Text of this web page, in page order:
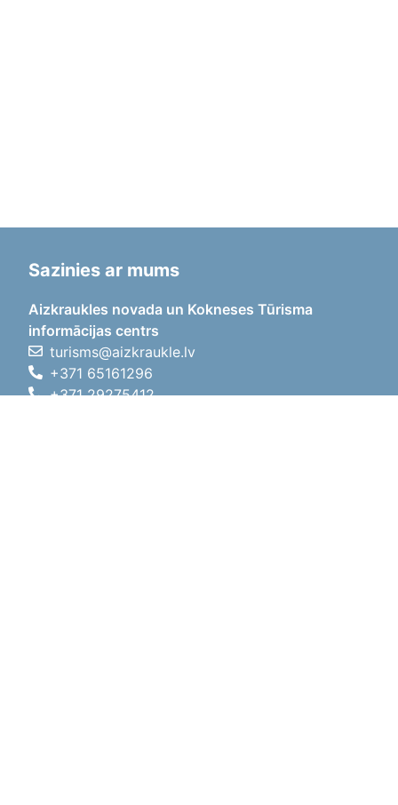
Sazinies ar mums
Aizkraukles novada un Kokneses Tūrisma
informācijas centrs
turisms@aizkraukle.lv
+371 65161296
+371 29275412